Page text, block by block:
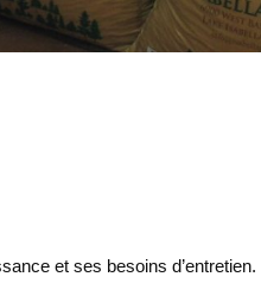
et ses besoins